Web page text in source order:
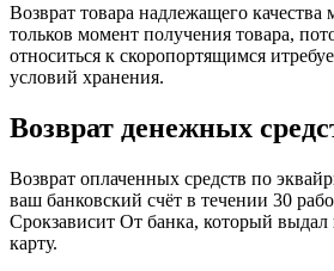
Возврат товара надлежащего качества
тольков момент получения товара,
относиться к скоропортящимся
условий хранения.
Возврат денежных
Возврат оплаченных средств по
ваш банковский счёт в течении 30
Срокзависит От банка, который
карту.